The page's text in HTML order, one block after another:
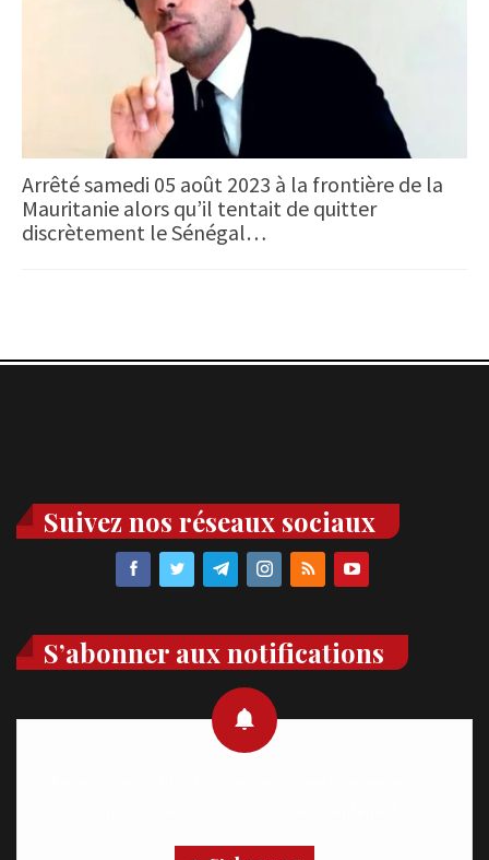
Arrêté samedi 05 août 2023 à la frontière de la
Mauritanie alors qu’il tentait de quitter
discrètement le Sénégal…
Suivez nos réseaux sociaux
S’abonner aux notifications